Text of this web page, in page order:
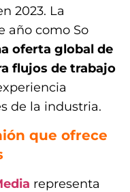
2023. La
año como So
oferta global de
flujos de trabajo
de la industria.
que ofrece
representa